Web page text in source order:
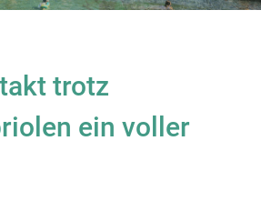
trotz
ein voller